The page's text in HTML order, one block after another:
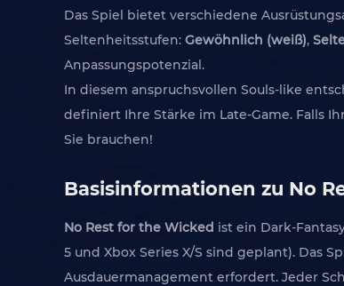
Das Spiel bietet verschiedene
Seltenheitsstufen: Gewöhnlich (weiß),
Anpassungspotenzial.
In diesem anspruchsvollen Souls-like
definiert Ihre Stärke im Late-Game. Falls
Sie brauchen!
Basisinformationen zu No
No Rest for the Wicked ist ein Dark-
5 und Xbox Series X/S sind geplant). Das
Ausdauermanagement erfordert. Jeder